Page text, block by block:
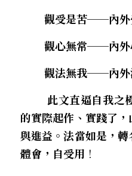
觀受是苦──
觀心無常──
觀法無我──
        此文直逼自我之
的實際起作、實踐了
與進益。法當如是，
體會，自受用 ！